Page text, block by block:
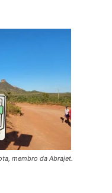
membro da Abrajet.